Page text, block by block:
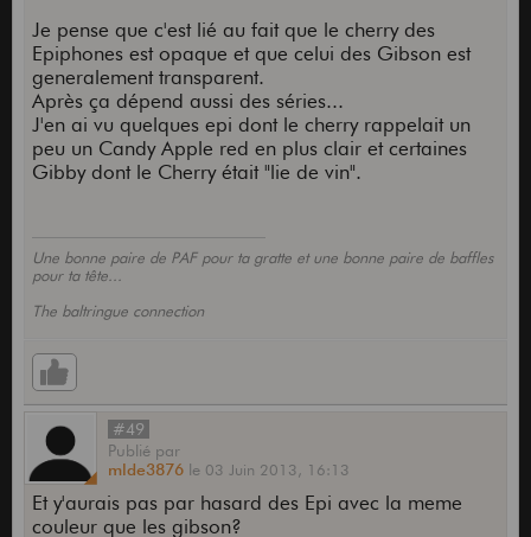
Je pense que c'est lié au fait que le cherry des
Epiphones est opaque et que celui des Gibson est
generalement transparent.
Après ça dépend aussi des séries...
J'en ai vu quelques epi dont le cherry rappelait un
peu un Candy Apple red en plus clair et certaines
Gibby dont le Cherry était "lie de vin".
Une bonne paire de PAF pour ta gratte et une bonne paire de baffles
pour ta tête...
The baltringue connection
#49
Publié par
mlde3876 le 03 Juin 2013, 16:13
Et y'aurais pas par hasard des Epi avec la meme
couleur que les gibson?